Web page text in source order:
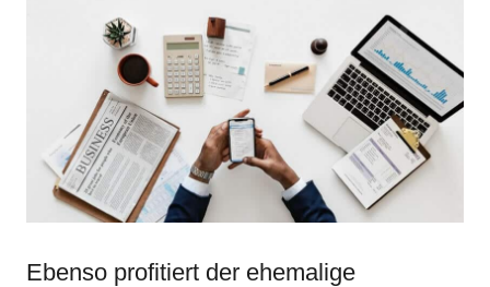
Ebenso profitiert der ehemalige